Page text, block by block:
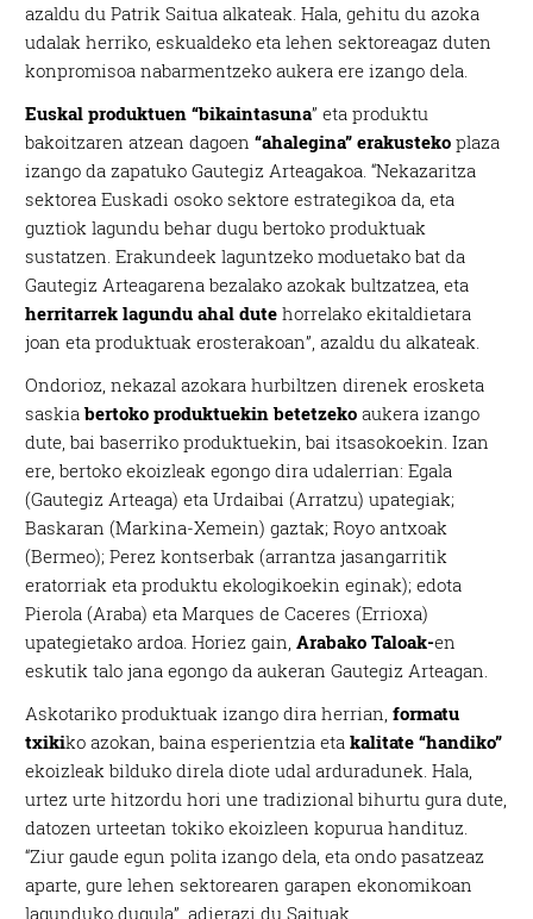
azaldu du Patrik Saitua alkateak. Hala, gehitu du azoka
udalak herriko, eskualdeko eta lehen sektoreagaz duten
konpromisoa nabarmentzeko aukera ere izango dela.
Euskal produktuen “bikaintasuna” eta produktu
bakoitzaren atzean dagoen “ahalegina” erakusteko plaza
izango da zapatuko Gautegiz Arteagakoa. “Nekazaritza
sektorea Euskadi osoko sektore estrategikoa da, eta
guztiok lagundu behar dugu bertoko produktuak
sustatzen. Erakundeek laguntzeko moduetako bat da
Gautegiz Arteagarena bezalako azokak bultzatzea, eta
herritarrek lagundu ahal dute horrelako ekitaldietara
joan eta produktuak erosterakoan”, azaldu du alkateak.
Ondorioz, nekazal azokara hurbiltzen direnek erosketa
saskiabertoko produktuekin betetzeko aukera izango
dute, bai baserriko produktuekin, bai itsasokoekin. Izan
ere, bertoko ekoizleak egongo dira udalerrian: Egala
(Gautegiz Arteaga) eta Urdaibai (Arratzu) upategiak;
Baskaran (Markina-Xemein) gaztak; Royo antxoak
(Bermeo); Perez kontserbak (arrantza jasangarritik
eratorriak eta produktu ekologikoekin eginak); edota
Pierola (Araba) eta Marques de Caceres (Errioxa)
upategietako ardoa. Horiez gain, Arabako Taloak-en
eskutik talo jana egongo da aukeran Gautegiz Arteagan.
Askotariko produktuak izango dira herrian,formatu
txikiko azokan, baina esperientzia eta kalitate “handiko”
ekoizleak bilduko direla diote udal arduradunek. Hala,
urtez urte hitzordu hori une tradizional bihurtu gura dute,
datozen urteetan tokiko ekoizleen kopurua handituz.
“Ziur gaude egun polita izango dela, eta ondo pasatzeaz
aparte, gure lehen sektorearen garapen ekonomikoan
lagunduko dugula”, adierazi du Saituak.